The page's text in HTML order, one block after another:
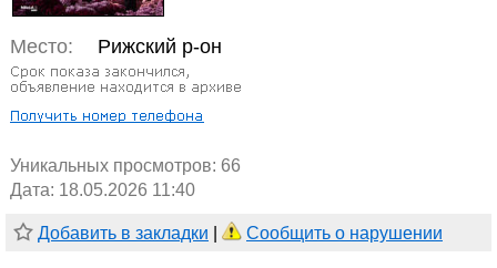
Место: Рижский р-он
Уникальных просмотров: 66
Дата: 18.05.2026 11:40
Добавить в закладки Сообщить о нарушении